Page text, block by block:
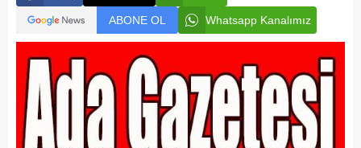
ABONE OL Whatsapp Kanalımız